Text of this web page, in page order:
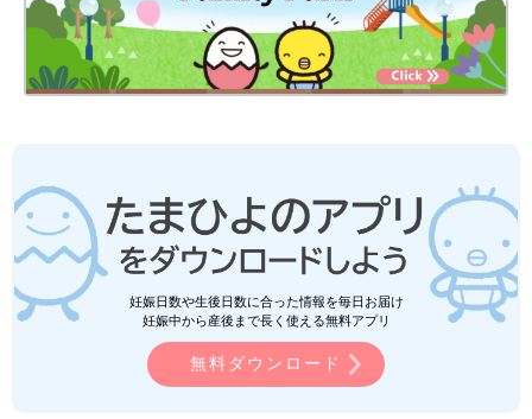
妊娠日数や生後日数に合った情報を毎日お届け
妊娠中から産後まで長く使える無料アプリ
無料ダウンロード